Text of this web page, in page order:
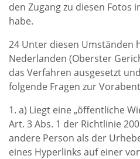
den Zugang zu diesen Fotos
habe.
24 Unter diesen Umständen
Nederlanden (Oberster
das Verfahren ausgesetzt
folgende Fragen zur
1. a) Liegt eine „öffentliche
Art. 3 Abs. 1 der Richtlinie
andere Person als der
eines Hyperlinks auf einer